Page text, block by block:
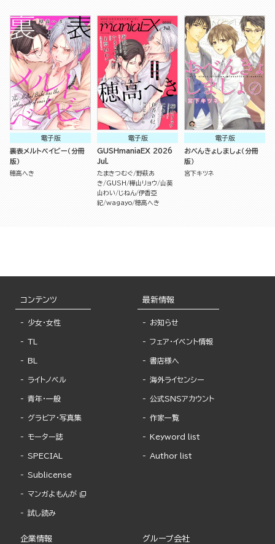
電子版
裏表メルトベイビー（分冊
版）
穂高へき
電子版
GUSHmaniaEX 2026
Jul.
たまきつむぐ 野萩あ
き
GUSH 樺山リョウ 山葵
山わい
じねん 伊香亞
紀 wagayo 穂高へき
電子版
おべんきょしましょ（分冊
版）
宮下キツネ
コンテンツ
少女・女性
TL
BL
ライトノベル
青年・一般
グラビア・写真集
モーター誌
SPECIAL
Sublicense
マンガよもんが
試し読み
最新情報
お知らせ
フェア・イベント情報
書店様へ
海外ライセンシー
公式SNSアカウント
作家一覧
Keyword list
Author list
企業情報 グループ会社